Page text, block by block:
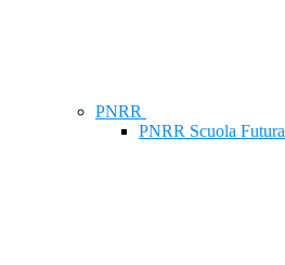
PNRR
PNRR Scuola Futura